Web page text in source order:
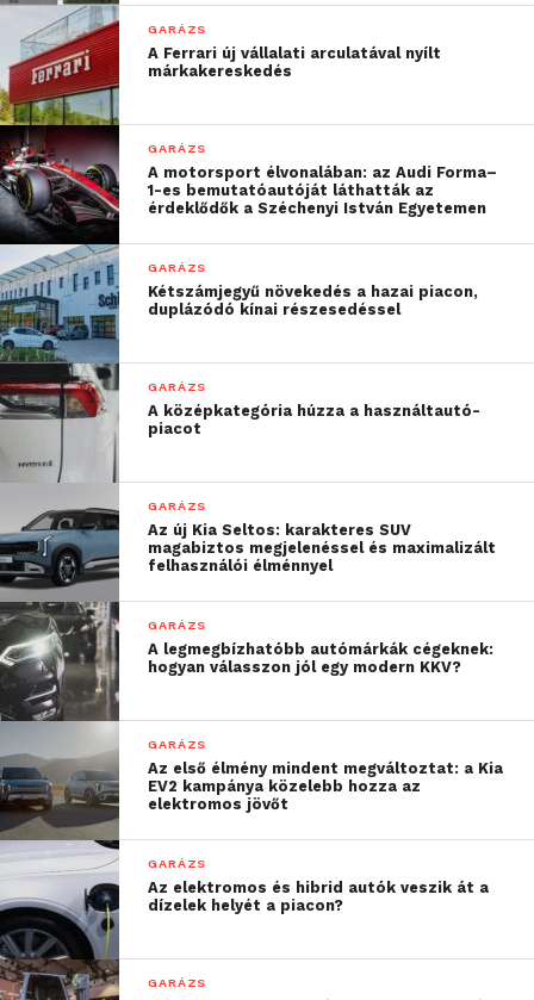
A dízel és a GTI variáns után kábrió is
készült az I-es Golfból, a modellt
rendkívül hosszú ideig, 13 éven át
gyártották, így az utolsó példányok
már akkor készültek, amikor két éve
kapható volt a 3-as Golf.
Convertible-re mindenki felkapja a
Egy 1959-es Cadillac Eldorado
Convertible-re mindenki felkapja a
fejét.
ikonikus Jaguar E-Type sem.
Természetesen nem maradhatott ki az
ikonikus Jaguar E-Type sem.
GARÁZS
A Ferrari új vállalati arculatával nyílt
márkakereskedés
GARÁZS
A motorsport élvonalában: az Audi Forma–
1-es bemutatóautóját láthatták az
érdeklődők a Széchenyi István Egyetemen
GARÁZS
Kétszámjegyű növekedés a hazai piacon,
duplázódó kínai részesedéssel
GARÁZS
A középkategória húzza a használtautó-
piacot
GARÁZS
Az új Kia Seltos: karakteres SUV
magabiztos megjelenéssel és maximalizált
felhasználói élménnyel
GARÁZS
A legmegbízhatóbb autómárkák cégeknek:
hogyan válasszon jól egy modern KKV?
GARÁZS
Az első élmény mindent megváltoztat: a Kia
EV2 kampánya közelebb hozza az
elektromos jövőt
GARÁZS
Az elektromos és hibrid autók veszik át a
dízelek helyét a piacon?
GARÁZS